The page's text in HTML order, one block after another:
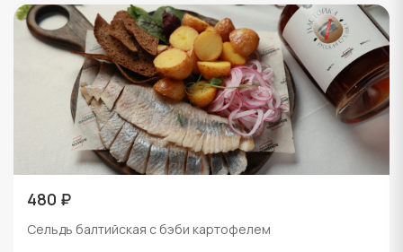
480 ₽
Сельдь балтийская с бэби картофелем